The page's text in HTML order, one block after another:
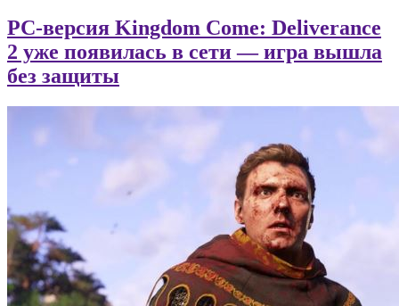
PC-версия Kingdom Come: Deliverance
2 уже появилась в сети — игра вышла
без защиты